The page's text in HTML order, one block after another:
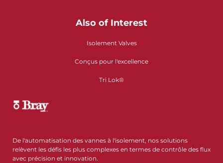
Also of Interest
Isolement Valves
Conçus pour l'excellence
Tri Lok®
De l'automatisation des vannes à l'isolement, nos solutions
relèvent les défis les plus complexes en termes de contrôle des flux
avec précision et innovation.